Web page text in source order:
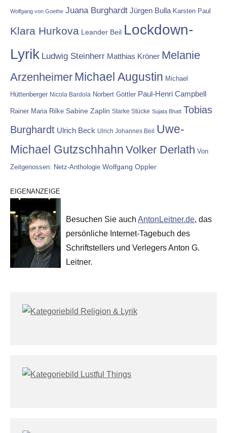
Wolfgang von Goethe Juana Burghardt Jürgen Bulla Karsten Paul
Klara Hurkova Leander Beil Lockdown-
Lyrik Ludwig Steinherr Matthias Kröner Melanie
Arzenheimer Michael Augustin Michael
Hüttenberger Nicola Bardola Norbert Göttler Paul-Henri Campbell
Rainer Maria Rilke Sabine Zaplin Starke Stücke Sujata Bhatt Tobias
Burghardt Ulrich Beck Ulrich Johannes Beil
Uwe-
Michael Gutzschhahn Volker Derlath Von
Zeitgenossen: Netz-Anthologie Wolfgang Oppler
EIGENANZEIGE
Besuchen Sie auch AntonLeitner.de, das
persönliche Internet-Tagebuch des
Schriftstellers und Verlegers Anton G.
Leitner.